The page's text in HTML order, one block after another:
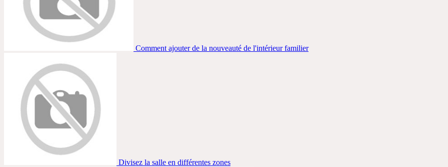
Comment ajouter de la nouveauté de l'intérieur familier
Divisez la salle en différentes zones